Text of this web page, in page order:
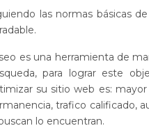
las normas básicas
es una herramienta de
para lograr este
su sitio web es:
trafico calificado,
lo encuentran.